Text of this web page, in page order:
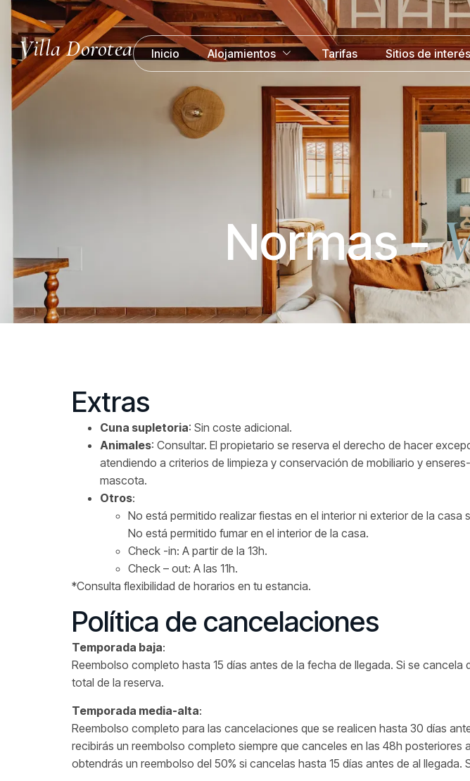
Villa Dorotea Inicio Alojamientos Tarifas Sitios de interés
Normas -
Extras
Cuna supletoria: Sin coste adicional.
Animales: Consultar. El propietario se reserva el derecho de hacer
atendiendo a criterios de limpieza y conservación de mobiliario y
mascota.
Otros:
No está permitido realizar fiestas en el interior ni exterior de la casa
No está permitido fumar en el interior de la casa.
Check -in: A partir de la 13h.
Check – out: A las 11h.
*Consulta flexibilidad de horarios en tu estancia.
Política de cancelaciones
Temporada baja:
Reembolso completo hasta 15 días antes de la fecha de llegada. Si se
total de la reserva.
Temporada media-alta:
Reembolso completo para las cancelaciones que se realicen hasta 30 días
recibirás un reembolso completo siempre que canceles en las 48h posteriores
obtendrás un reembolso del 50% si cancelas hasta 15 días antes de al